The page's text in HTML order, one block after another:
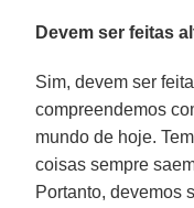
Devem ser feitas
Sim, devem ser
compreendemos
mundo de hoje.
coisas sempre
Portanto, devemos